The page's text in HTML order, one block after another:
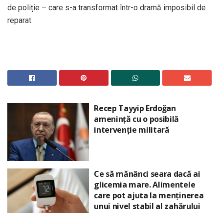
de poliție – care s-a transformat într-o dramă imposibil de
reparat.
Recep Tayyip Erdoğan
amenință cu o posibilă
intervenție militară
Ce să mănânci seara dacă ai
glicemia mare. Alimentele
care pot ajuta la menținerea
unui nivel stabil al zahărului